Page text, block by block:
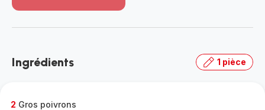
-
gamme
Ingrédients 1 pièce
2 Gros poivrons